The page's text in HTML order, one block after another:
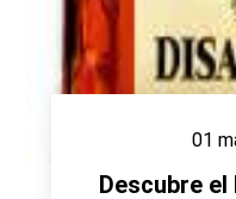
01
Descubre el